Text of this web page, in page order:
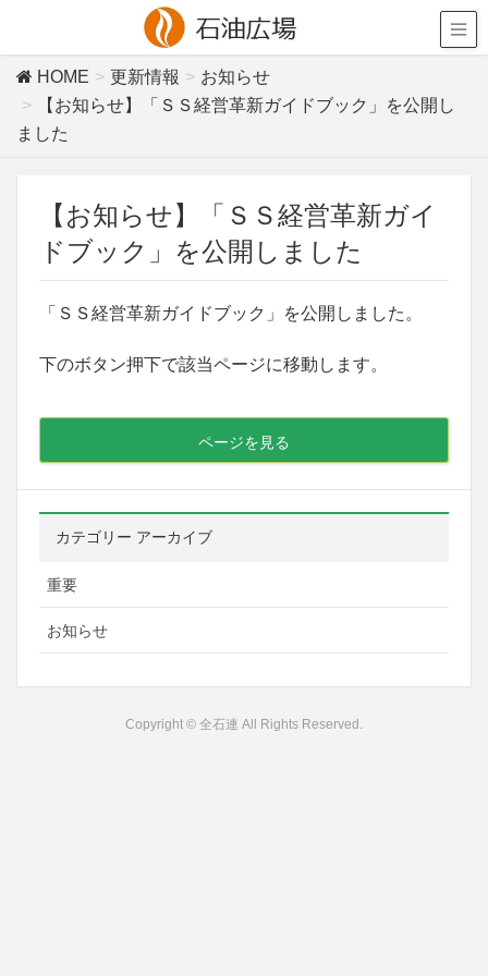
HOME 更新情報
お知らせ
【お知らせ】「ＳＳ経営革新ガイドブック」を公開し
ました
【お知らせ】「ＳＳ経営革新ガイ
ドブック」を公開しました
「ＳＳ経営革新ガイドブック」を公開しました。
下のボタン押下で該当ページに移動します。
ページを見る
カテゴリー アーカイブ
重要
お知らせ
Copyright © 全石連 All Rights Reserved.